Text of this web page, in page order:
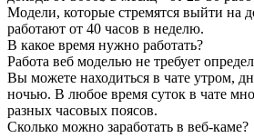
Модели, которые стремятся выйти на
работают от 40 часов в неделю.
В какое время нужно работать?
Работа веб моделью не требует
Вы можете находиться в чате утром,
ночью. В любое время суток в чате
разных часовых поясов.
Сколько можно заработать в веб-каме?